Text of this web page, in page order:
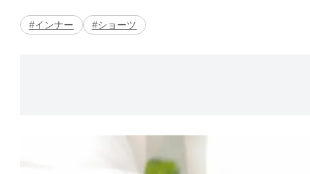
サイクルバランス
#インナー #ショーツ